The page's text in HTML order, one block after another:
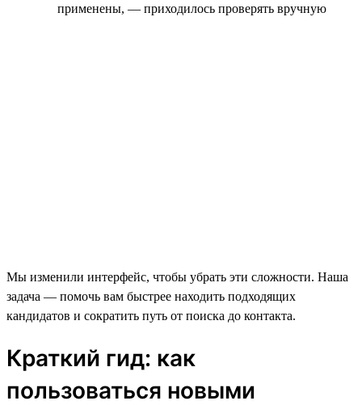
применены, — приходилось проверять вручную
Мы изменили интерфейс, чтобы убрать эти сложности. Наша
задача — помочь вам быстрее находить подходящих
кандидатов и сократить путь от поиска до контакта.
Краткий гид: как
пользоваться новыми